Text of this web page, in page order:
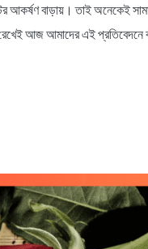
আকর্ষণ বাড়ায়। তাই অনেকেই
আজ আমাদের এই প্রতিবেদনে